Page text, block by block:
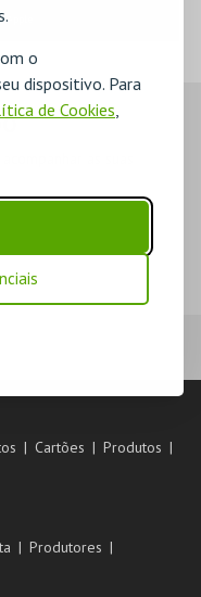
o
dispositivo. Para
de Cookies,
as suas
Cartões
Produtos
Produtores